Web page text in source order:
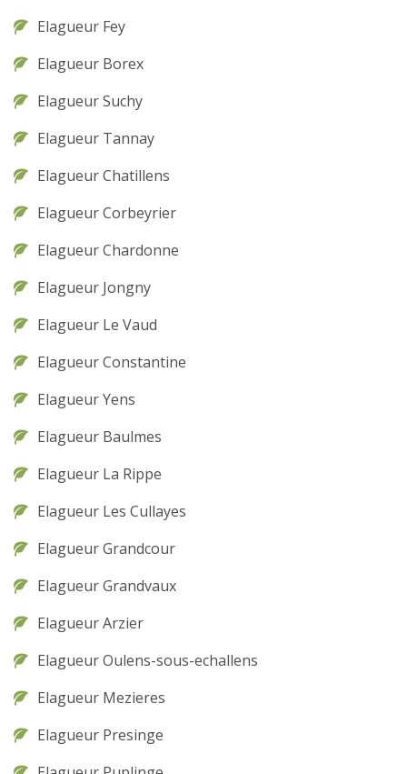
Elagueur Fey
Elagueur Borex
Elagueur Suchy
Elagueur Tannay
Elagueur Chatillens
Elagueur Corbeyrier
Elagueur Chardonne
Elagueur Jongny
Elagueur Le Vaud
Elagueur Constantine
Elagueur Yens
Elagueur Baulmes
Elagueur La Rippe
Elagueur Les Cullayes
Elagueur Grandcour
Elagueur Grandvaux
Elagueur Arzier
Elagueur Oulens-sous-echallens
Elagueur Mezieres
Elagueur Presinge